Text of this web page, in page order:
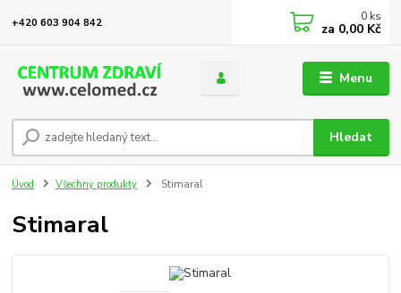
Menu
Hledat
+420 603 904 842 0 ks
za 0,00 Kč
Úvod Všechny produkty Stimaral
Stimaral